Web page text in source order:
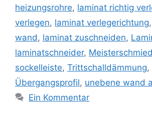
heizungsrohre, laminat richtig
verlegen, laminat verlegerichtung,
wand , laminat zuschneiden,
laminatschneider,
sockelleiste, Trittschalldämmung,
Übergangsprofil, unebene wand
Ein Kommentar